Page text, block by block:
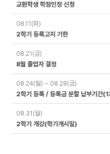
교환학생 학점인정 신청
08.11(화)
2학기 등록고지 기한
08.21(금)
8월 졸업자 결정
08.24(월) ~ 08.28(금)
2학기 등록 / 등록금 분할 납부기간(1
08.31(월)
2학기 개강(학기개시일)